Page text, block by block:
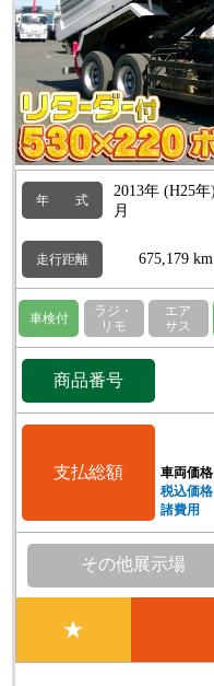
年 式
2013年 (H25年
月
走行距離 675,179 km
車検付
ラジ・
リモ
エア
サス
商品番号
支払総額 車両価格
税込価格
諸費用
その他展示場
★